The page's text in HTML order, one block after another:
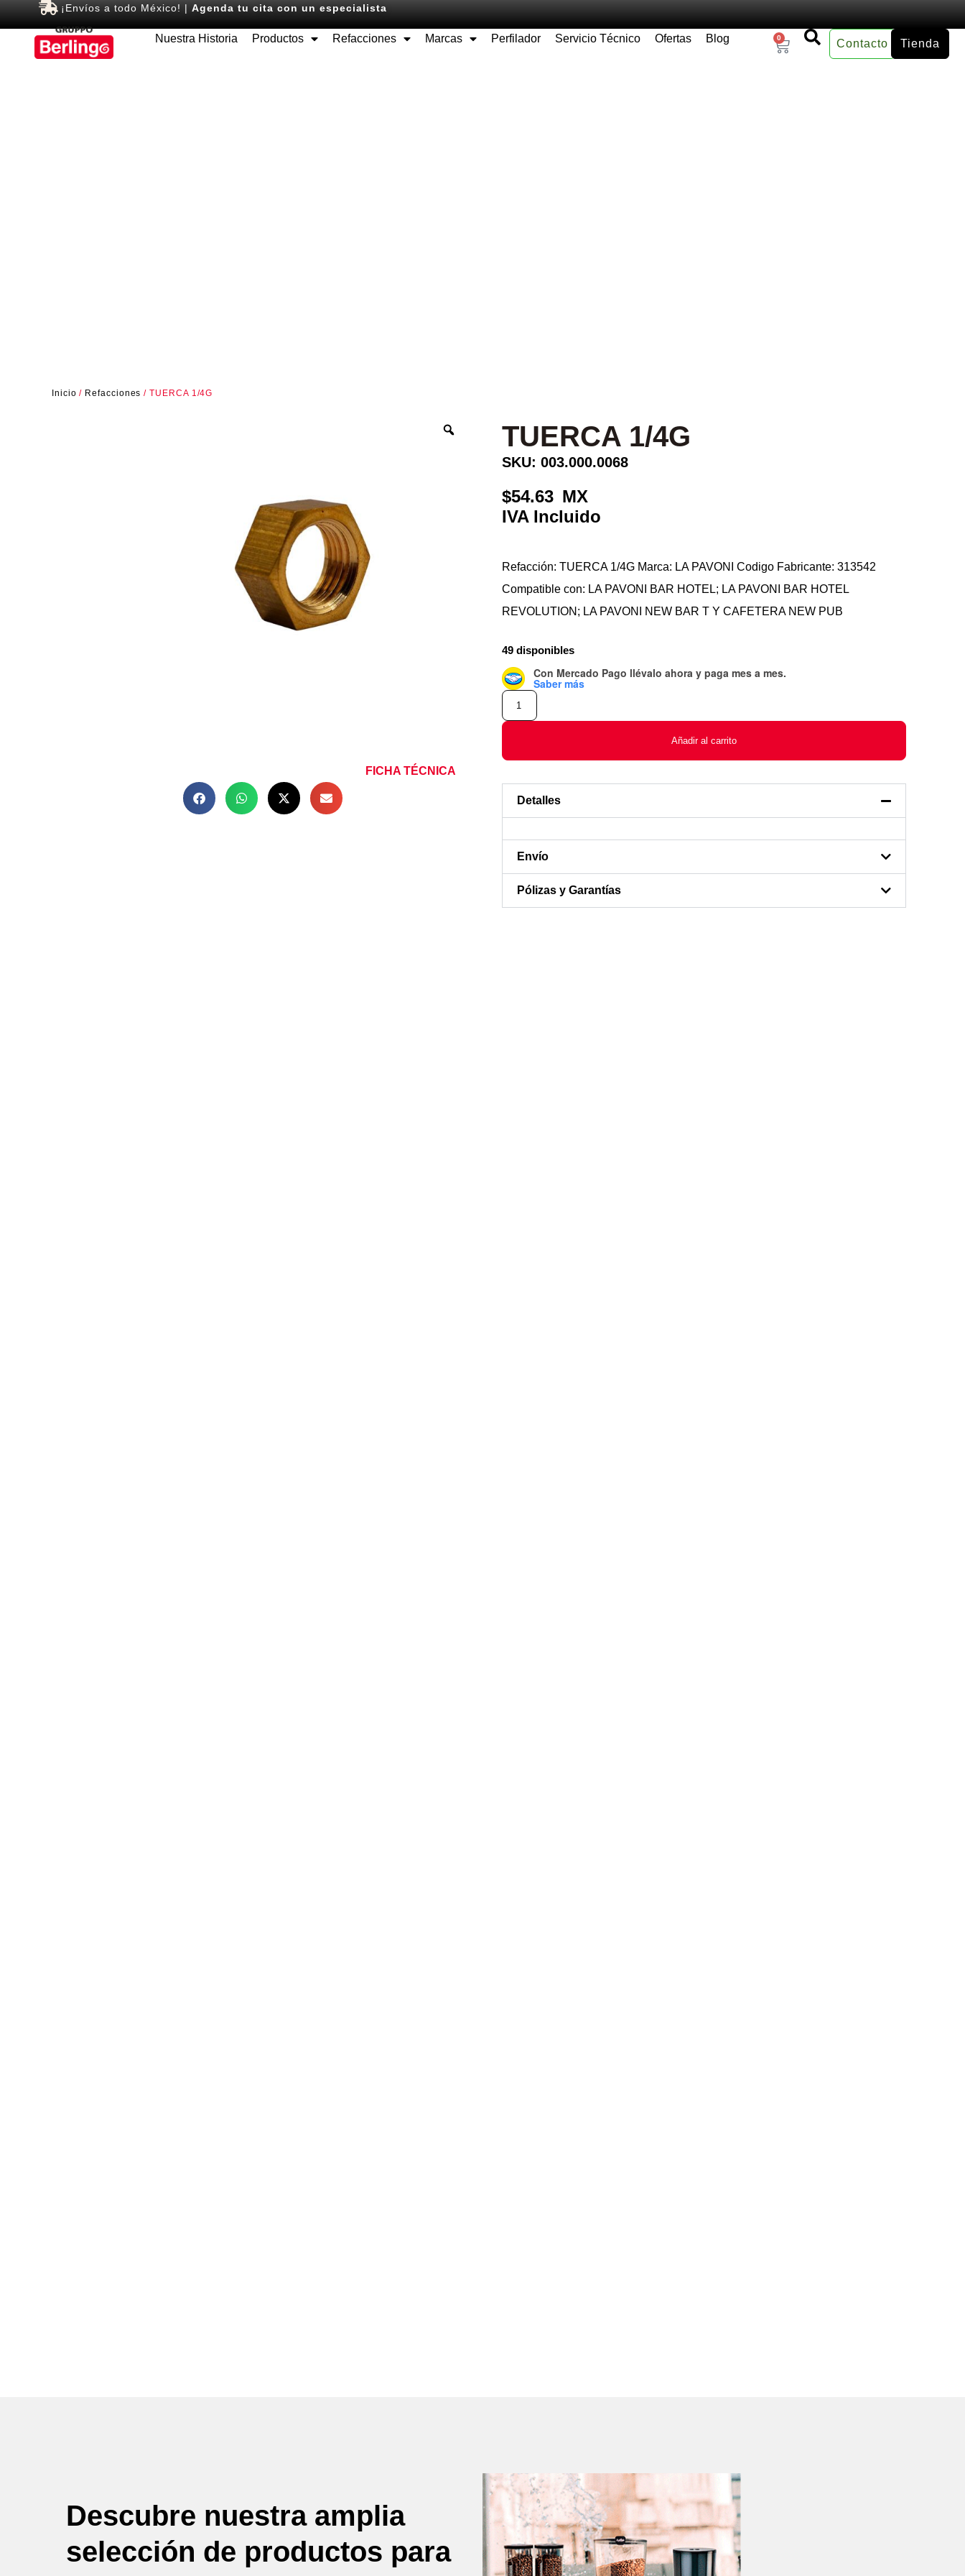
¡Envíos a todo México! | Agenda tu cita con un especialista
Nuestra Historia Productos Refacciones Marcas Perfilador Servicio Técnico Ofertas Blog 0 Contacto Tienda
Inicio / Refacciones / TUERCA 1/4G
FICHA TÉCNICA
TUERCA 1/4G
SKU: 003.000.0068
54.63
Refacción: TUERCA 1/4G Marca: LA PAVONI Codigo Fabricante: 313542
Compatible con: LA PAVONI BAR HOTEL; LA PAVONI BAR HOTEL
REVOLUTION; LA PAVONI NEW BAR T Y CAFETERA NEW PUB
49 disponibles
Con Mercado Pago llévalo ahora y paga mes a mes.
Saber más
Añadir al carrito
Detalles
Envío
Pólizas y Garantías
Descubre nuestra amplia
selección de productos para
Equipos